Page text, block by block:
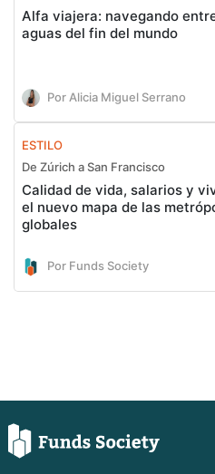
Alfa viajera: navegando
aguas del fin del mundo
Por Alicia Miguel Serrano
ESTILO
De Zúrich a San Francisco
Calidad de vida, salarios y
el nuevo mapa de las
globales
Por Funds Society